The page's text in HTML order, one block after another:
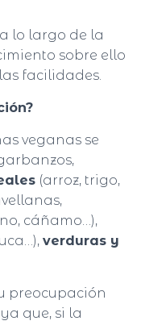
lo largo de la
sobre ello
facilidades.
veganas se
(arroz, trigo,
cáñamo…),
verduras y
preocupación
que, si la